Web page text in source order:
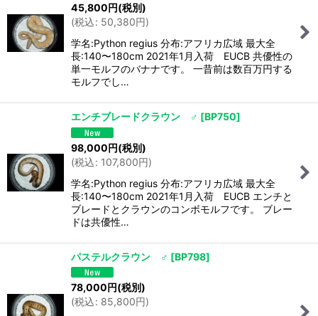
45,800円(税別)
(税込: 50,380円)
学名:Python regius 分布:アフリカ広域 最大全
長:140〜180cm 2021年1月入荷 EUCB 共優性の
単一モルフのバナナです。 一昔前は数百万円する
モルフでし…
エンチブレードクラウン ♂ [BP750]
98,000円(税別)
(税込: 107,800円)
学名:Python regius 分布:アフリカ広域 最大全
長:140〜180cm 2021年1月入荷 EUCB エンチと
ブレードとクラウンのコンボモルフです。 ブレー
ドは共優性…
パステルクラウン ♂ [BP798]
78,000円(税別)
(税込: 85,800円)